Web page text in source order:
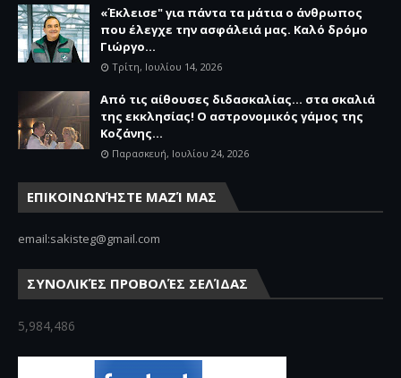
«Έκλεισε" για πάντα τα μάτια ο άνθρωπος
που έλεγχε την ασφάλειά μας. Καλό δρόμο
Γιώργο...
Τρίτη, Ιουλίου 14, 2026
Από τις αίθουσες διδασκαλίας… στα σκαλιά
της εκκλησίας! Ο αστρονομικός γάμος της
Κοζάνης...
Παρασκευή, Ιουλίου 24, 2026
ΕΠΙΚΟΙΝΩΝΉΣΤΕ ΜΑΖΊ ΜΑΣ
email:sakisteg@gmail.com
ΣΥΝΟΛΙΚΈΣ ΠΡΟΒΟΛΈΣ ΣΕΛΊΔΑΣ
5,984,486